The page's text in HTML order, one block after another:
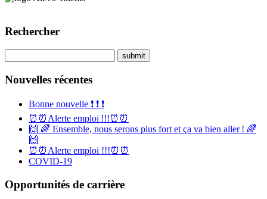
Rechercher
Nouvelles récentes
Bonne nouvelle ❗️ ❗️ ❗️
⏰⏰Alerte emploi !!!⏰⏰
🙌 🌈 Ensemble, nous serons plus fort et ça va bien aller ! 🌈
🙌
⏰⏰Alerte emploi !!!⏰⏰
COVID-19
Opportunités de carrière